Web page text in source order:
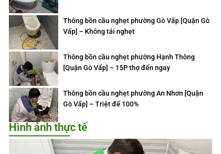
Thông bồn cầu nghẹt phường Gò Vấp [Quận Gò
Vấp] – Không tái nghẹt
Thông bồn cầu nghẹt phường Hạnh Thông
[Quận Gò Vấp] – 15P thợ đến ngay
Thông bồn cầu nghẹt phường An Nhơn [Quận
Gò Vấp] – Triệt để 100%
Hình ảnh thực tế